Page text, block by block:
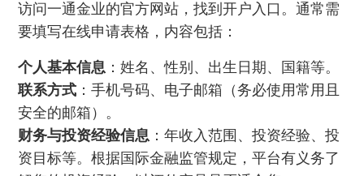
访问一通金业的官方网站，找到开户入口。通常需
要填写在线申请表格，内容包括：
个人基本信息 ：姓名、性别、出生日期、国籍等。
联系方式 ：手机号码、电子邮箱（务必使用常用且
安全的邮箱）。
财务与投资经验信息 ：年收入范围、投资经验、投
资目标等。根据国际金融监管规定，平台有义务了